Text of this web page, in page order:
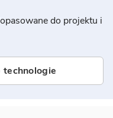
do projektu i
technologie